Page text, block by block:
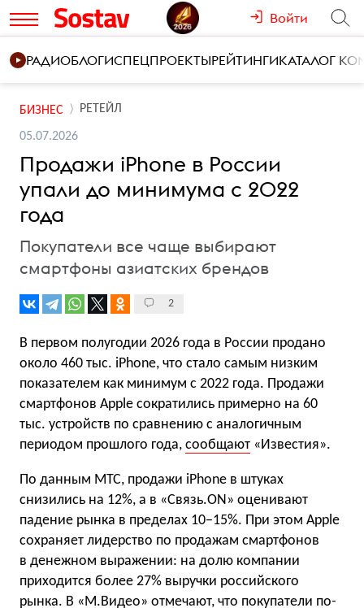
Войти
РАДИОБЛОГИСПЕЦПРОЕКТЫРЕЙТИНГИКАТАЛОГ
БИЗНЕС РЕТЕЙЛ
05.07.2026
Продажи iPhone в России
упали до минимума с 2022
года
Покупатели все чаще выбирают
смартфоны азиатских брендов
2
В первом полугодии 2026 года в России продано
около 460 тыс. iPhone, что стало самым низким
показателем как минимум с 2022 года. Продажи
смартфонов Apple сократились примерно на 60
тыс. устройств по сравнению с аналогичным
периодом прошлого года, сообщают «Известия».
По данным МТС, продажи iPhone в штуках
снизились на 12%, а в «Связь.ON» оценивают
падение рынка в пределах 10−15%. При этом Apple
сохраняет лидерство по продажам смартфонов
в денежном выражении: на долю компании
приходится более 27% выручки российского
рынка. В «М.Видео» отмечают, что покупатели по-